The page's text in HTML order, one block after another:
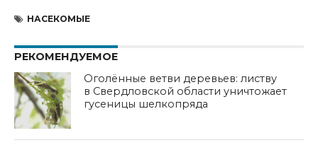
НАСЕКОМЫЕ
РЕКОМЕНДУЕМОЕ
Оголённые ветви деревьев: листву
в Свердловской области уничтожает
гусеницы шелкопряда